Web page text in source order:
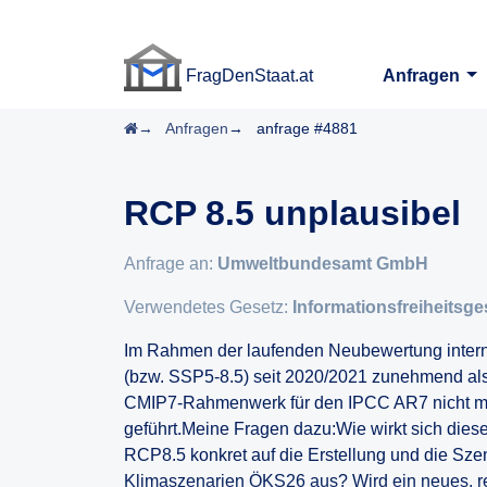
FragDenStaat.at
Anfragen
Startseite
Anfragen anfrage #4881
RCP 8.5 unplausibel
Anfrage an: Umweltbundesamt GmbH
Verwendetes Gesetz:
Im Rahmen der laufenden Neubewertung
(bzw. SSP5-8.5) seit 2020/2021 zunehmend
CMIP7-Rahmenwerk für den IPCC AR7 nicht
geführt.Meine Fragen dazu:Wie wirkt sich
RCP8.5 konkret auf die Erstellung und die
Klimaszenarien ÖKS26 aus? Wird ein neues,